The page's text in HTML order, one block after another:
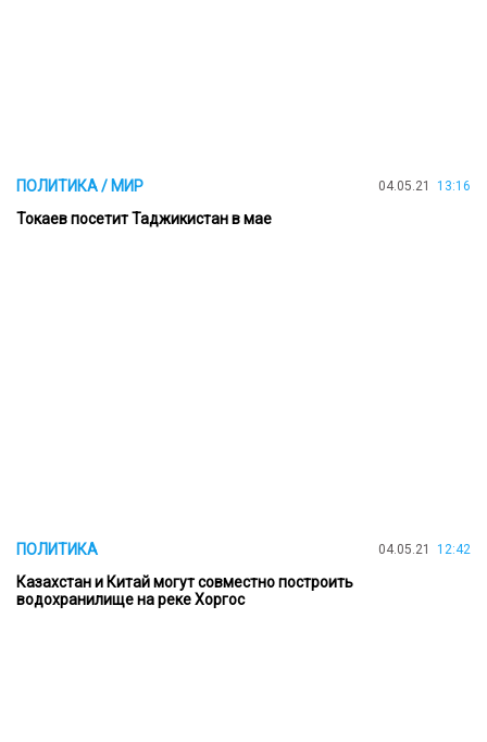
ПОЛИТИКА / МИР 04.05.21 13:16
Токаев посетит Таджикистан в мае
ПОЛИТИКА 04.05.21 12:42
Казахстан и Китай могут совместно построить
водохранилище на реке Хоргос